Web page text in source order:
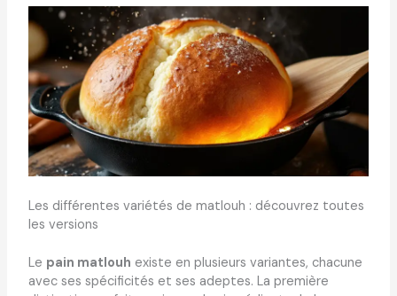
Les différentes variétés de matlouh : découvrez toutes
les versions
Le pain matlouh existe en plusieurs variantes, chacune
avec ses spécificités et ses adeptes. La première